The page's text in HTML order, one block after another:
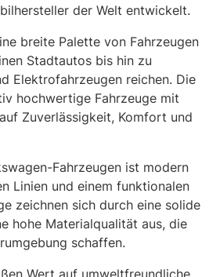
der Welt entwickelt.
breite Palette von Fahrzeugen
Stadtautos bis hin zu
Elektrofahrzeugen reichen. Die
hochwertige Fahrzeuge mit
Zuverlässigkeit, Komfort und
Fahrzeugen ist modern
Linien und einem funktionalen
zeichnen sich durch eine solide
hohe Materialqualität aus, die
schaffen.
Wert auf umweltfreundliche